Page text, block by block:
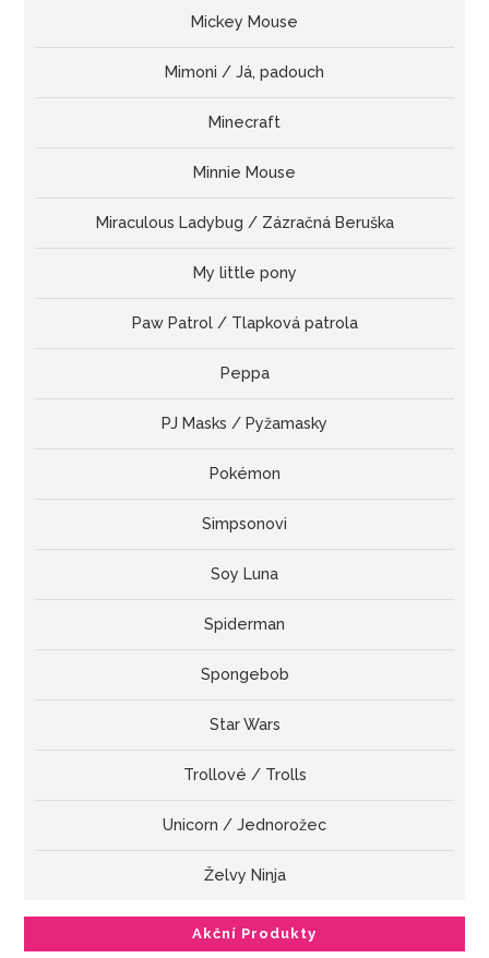
Mickey Mouse
Mimoni / Já, padouch
Minecraft
Minnie Mouse
Miraculous Ladybug / Zázračná Beruška
My little pony
Paw Patrol / Tlapková patrola
Peppa
PJ Masks / Pyžamasky
Pokémon
Simpsonovi
Soy Luna
Spiderman
Spongebob
Star Wars
Trollové / Trolls
Unicorn / Jednorožec
Želvy Ninja
Akční Produkty